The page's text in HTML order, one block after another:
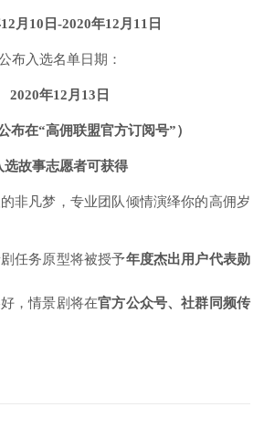
月10日-2020年12月11日
布入选名单日期：
2020年12月13日
布在“高佣联盟官方订阅号”）
选故事志愿者可获得
非凡梦，专业团队倾情演绎你的高佣岁
任务原型将被授予年度杰出用户代表勋
，情景剧将在官方公众号、社群同频传